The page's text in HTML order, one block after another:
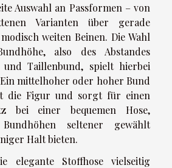
Auswahl an Passformen – von
Varianten über gerade
weiten Beinen. Die Wahl
also des Abstandes
Taillenbund, spielt hierbei
mittelhoher oder hoher Bund
die Figur und sorgt für einen
bei einer bequemen Hose,
seltener gewählt
Halt bieten.
elegante Stoffhose vielseitig